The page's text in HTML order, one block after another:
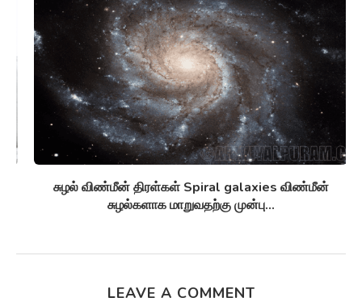
சுழல் விண்மீன் திரள்கள் Spiral galaxies விண்மீன்
சுழல்களாக மாறுவதற்கு முன்பு...